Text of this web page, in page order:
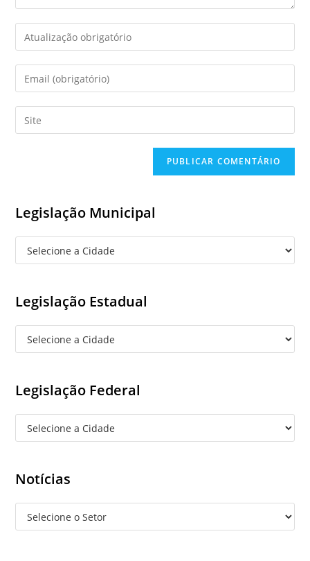
Enter
your
name
comment
Enter
your
email
address
Enter
your
Legislação Municipal
Legislação Estadual
Legislação Federal
Notícias